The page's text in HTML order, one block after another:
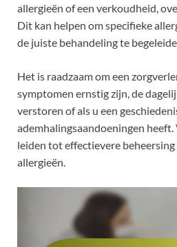
allergieën of een verkoudheid,
Dit kan helpen om specifieke
de juiste behandeling te
Het is raadzaam om een
symptomen ernstig zijn, de
verstoren of als u een
ademhalingsaandoeningen heeft.
leiden tot effectievere
allergieën.